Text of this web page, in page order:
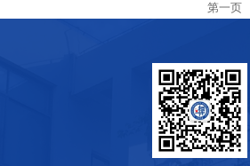
第一页